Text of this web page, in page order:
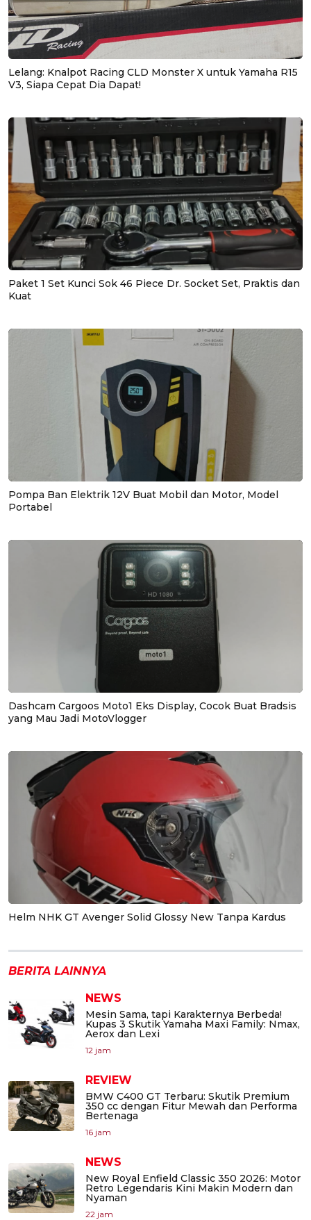
Lelang: Knalpot Racing CLD Monster X untuk Yamaha R15
V3, Siapa Cepat Dia Dapat!
Paket 1 Set Kunci Sok 46 Piece Dr. Socket Set, Praktis dan
Kuat
Pompa Ban Elektrik 12V Buat Mobil dan Motor, Model
Portabel
Dashcam Cargoos Moto1 Eks Display, Cocok Buat Bradsis
yang Mau Jadi MotoVlogger
Helm NHK GT Avenger Solid Glossy New Tanpa Kardus
BERITA LAINNYA
NEWS
Mesin Sama, tapi Karakternya Berbeda!
Kupas 3 Skutik Yamaha Maxi Family: Nmax,
Aerox dan Lexi
12 jam
REVIEW
BMW C400 GT Terbaru: Skutik Premium
350 cc dengan Fitur Mewah dan Performa
Bertenaga
16 jam
NEWS
New Royal Enfield Classic 350 2026: Motor
Retro Legendaris Kini Makin Modern dan
Nyaman
22 jam